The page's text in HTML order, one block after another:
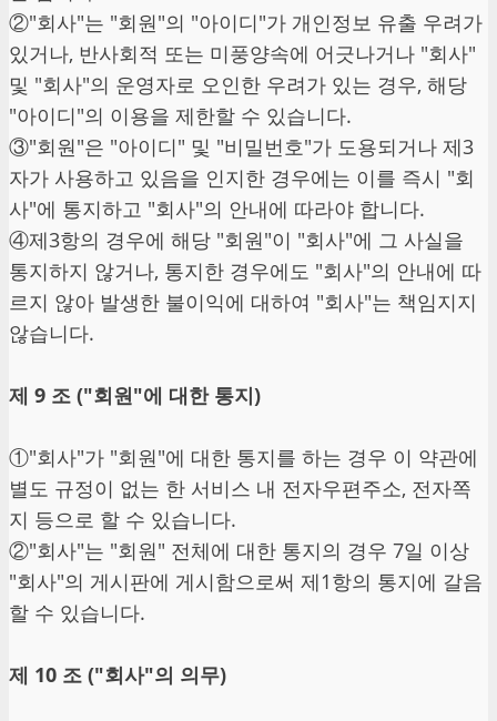
②"회사"는 "회원"의 "아이디"가 개인정보 유출 우려가
있거나, 반사회적 또는 미풍양속에 어긋나거나 "회사"
및 "회사"의 운영자로 오인한 우려가 있는 경우, 해당
"아이디"의 이용을 제한할 수 있습니다.
③"회원"은 "아이디" 및 "비밀번호"가 도용되거나 제3
자가 사용하고 있음을 인지한 경우에는 이를 즉시 "회
사"에 통지하고 "회사"의 안내에 따라야 합니다.
④제3항의 경우에 해당 "회원"이 "회사"에 그 사실을
통지하지 않거나, 통지한 경우에도 "회사"의 안내에 따
르지 않아 발생한 불이익에 대하여 "회사"는 책임지지
않습니다.
제 9 조 ("회원"에 대한 통지)
①"회사"가 "회원"에 대한 통지를 하는 경우 이 약관에
별도 규정이 없는 한 서비스 내 전자우편주소, 전자쪽
지 등으로 할 수 있습니다.
②"회사"는 "회원" 전체에 대한 통지의 경우 7일 이상
"회사"의 게시판에 게시함으로써 제1항의 통지에 갈음
할 수 있습니다.
제 10 조 ("회사"의 의무)